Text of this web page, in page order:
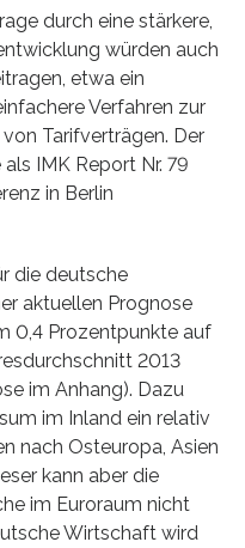
durch eine stärkere,
würden auch
etwa ein
Verfahren zur
Tarifverträgen. Der
IMK Report Nr. 79
in Berlin
die deutsche
aktuellen Prognose
0,4 Prozentpunkte auf
2013
im Anhang). Dazu
im Inland ein relativ
nach Osteuropa, Asien
kann aber die
im Euroraum nicht
Wirtschaft wird